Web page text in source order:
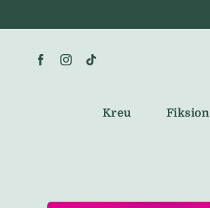
to
content
Kreu Fiksion